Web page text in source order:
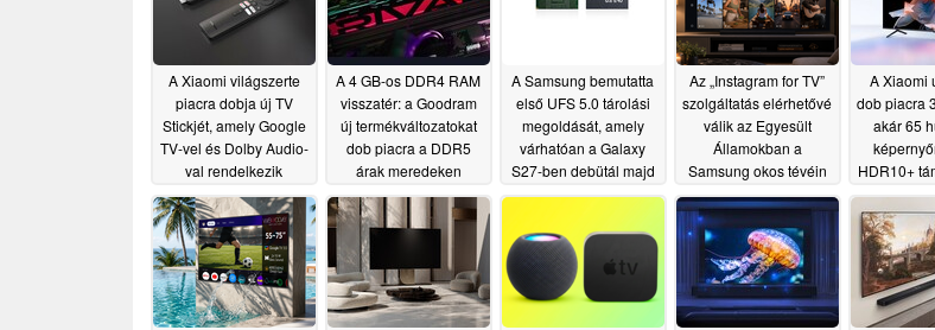
A Xiaomi világszerte
piacra dobja új TV
Stickjét, amely Google
TV-vel és Dolby Audio-
val rendelkezik
07/14/2026
A 4 GB-os DDR4 RAM
visszatér: a Goodram
új termékváltozatokat
dob piacra a DDR5
árak meredeken
emelkedő tendenciája
közepette
06/28/2026
A Samsung bemutatta
első UFS 5.0 tárolási
megoldását, amely
várhatóan a Galaxy
S27-ben debütál majd
06/23/2026
Az „Instagram for TV”
szolgáltatás elérhetővé
válik az Egyesült
Államokban a
Samsung okos tévéin
06/23/2026
A Xiaomi
dob piacra
akár 65
HDR10+
és